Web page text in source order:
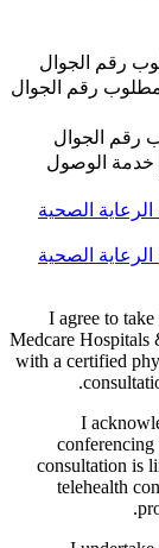
رقم الجوال
رقم الجوال
رقم الجوال
خدمة الوصول
الصحية
الصحية
I agree to
Medcare Hospitals
with a certified
I
consultation is
telehealth